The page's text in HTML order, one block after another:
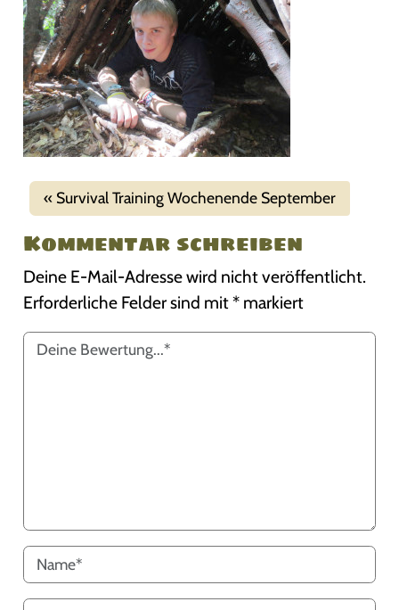
Survival Training Wochenende September
Kommentar schreiben
Deine E-Mail-Adresse wird nicht veröffentlicht.
Erforderliche Felder sind mit* markiert